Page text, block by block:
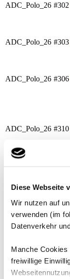
Diese Webseite
Wir nutzen auf
verwenden (im
Datenverkehr
Manche
freiwillige
ADC_Polo_26 #302
ADC_Polo_26 #303
ADC_Polo_26 #306
ADC_Polo_26 #310
ADC_Polo_26 #331
ADC_Polo_26 #350